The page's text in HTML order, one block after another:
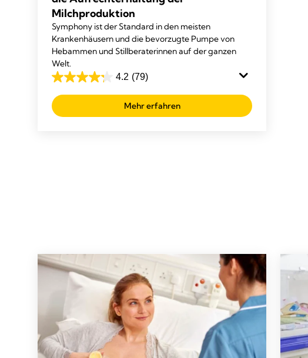
Milchproduktion
Symphony ist der Standard in den meisten
Krankenhäusern und die bevorzugte Pumpe von
Hebammen und Stillberaterinnen auf der ganzen
Welt.
4.2 (79)
4.2
von
5
Mehr erfahren